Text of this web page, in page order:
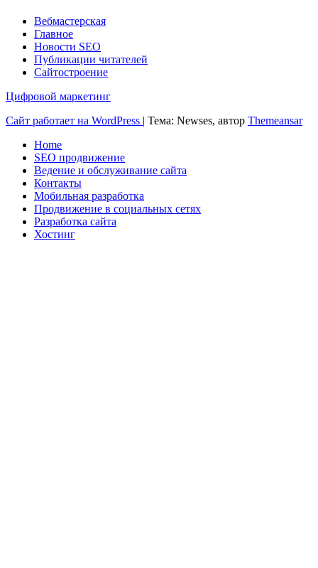
Вебмастерская
Главное
Новости SEO
Публикации читателей
Сайтостроение
Цифровой маркетинг
Сайт работает на WordPress | Тема: Newses, автор Themeansar
Home
SEO продвижение
Ведение и обслуживание сайта
Контакты
Мобильная разработка
Продвижение в социальных сетях
Разработка сайта
Хостинг